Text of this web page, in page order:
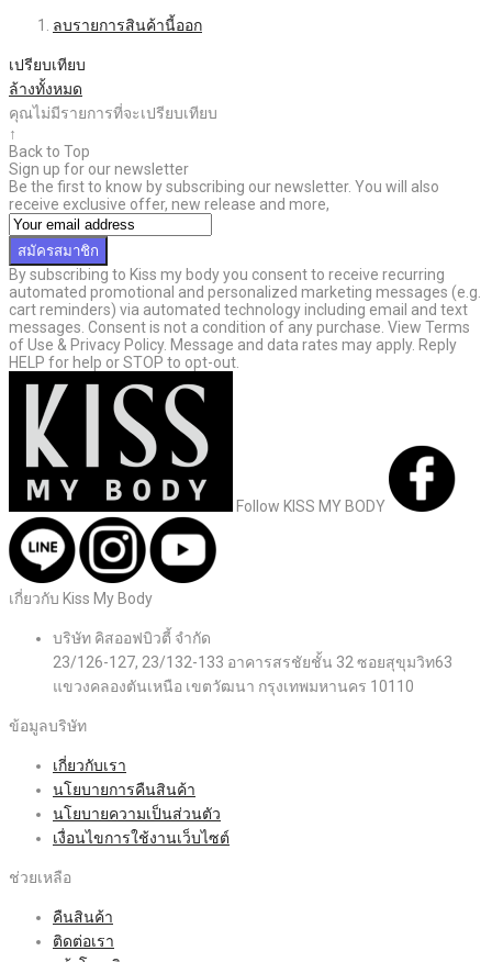
ลบรายการสินค้านี้ออก
เปรียบเทียบ
ล้างทั้งหมด
คุณไม่มีรายการที่จะเปรียบเทียบ
↑
Back to Top
Sign up for our newsletter
Be the first to know by subscribing our newsletter. You will also
receive exclusive offer, new release and more,
สมัครสมาชิก
By subscribing to Kiss my body you consent to receive recurring
automated promotional and personalized marketing messages (e.g.
cart reminders) via automated technology including email and text
messages. Consent is not a condition of any purchase. View Terms
of Use & Privacy Policy. Message and data rates may apply. Reply
HELP for help or STOP to opt-out.
Follow KISS MY BODY
เกี่ยวกับ Kiss My Body
บริษัท คิสออฟบิวตี้ จำกัด
23/126-127, 23/132-133 อาคารสรชัยชั้น 32 ซอยสุขุมวิท63
แขวงคลองตันเหนือ เขตวัฒนา กรุงเทพมหานคร 10110
ข้อมูลบริษัท
เกี่ยวกับเรา
นโยบายการคืนสินค้า
นโยบายความเป็นส่วนตัว
เงื่อนไขการใช้งานเว็บไซต์
ช่วยเหลือ
คืนสินค้า
ติดต่อเรา